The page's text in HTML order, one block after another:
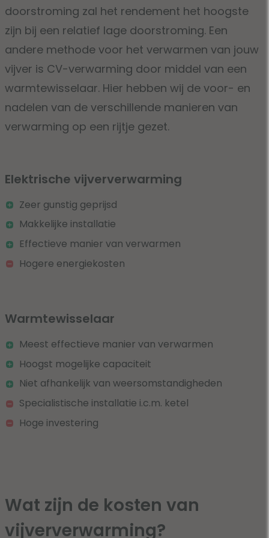
doorstroming zal het rendement het hoogste
zijn bij een relatief lage doorstroming. Een
andere methode voor het verwarmen van jouw
vijver is CV-verwarming door middel van een
warmtewisselaar. Hier hebben wij de voor- en
nadelen van de verschillende manieren van
verwarming op een rijtje gezet.
Elektrische vijververwarming
Zeer gunstig geprijsd
Makkelijke installatie
Effectieve manier van verwarmen
Hogere energiekosten
Warmtewisselaar
Meest effectieve manier van verwarmen
Hoogst mogelijke capaciteit
Niet afhankelijk van weersomstandigheden
Specialistische installatie i.c.m. ketel
Hoge investering
Wat zijn de kosten van
vijververwarming?